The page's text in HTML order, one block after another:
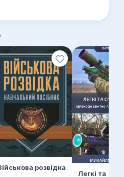
розвідка
Легкі та